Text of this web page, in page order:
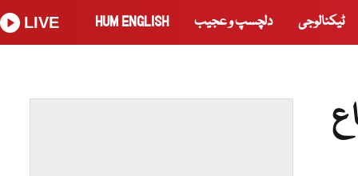
ٹیکنالوجی دلچسپ و عجیب HUM ENGLISH
LIVE